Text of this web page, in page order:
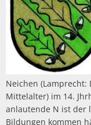
Neichen
Mittelalter) im 14.
anlautende N ist der
Bildungen kommen